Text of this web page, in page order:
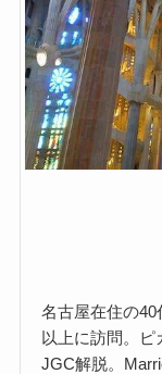
名古屋在住の
以上に訪問。
JGC解脱。